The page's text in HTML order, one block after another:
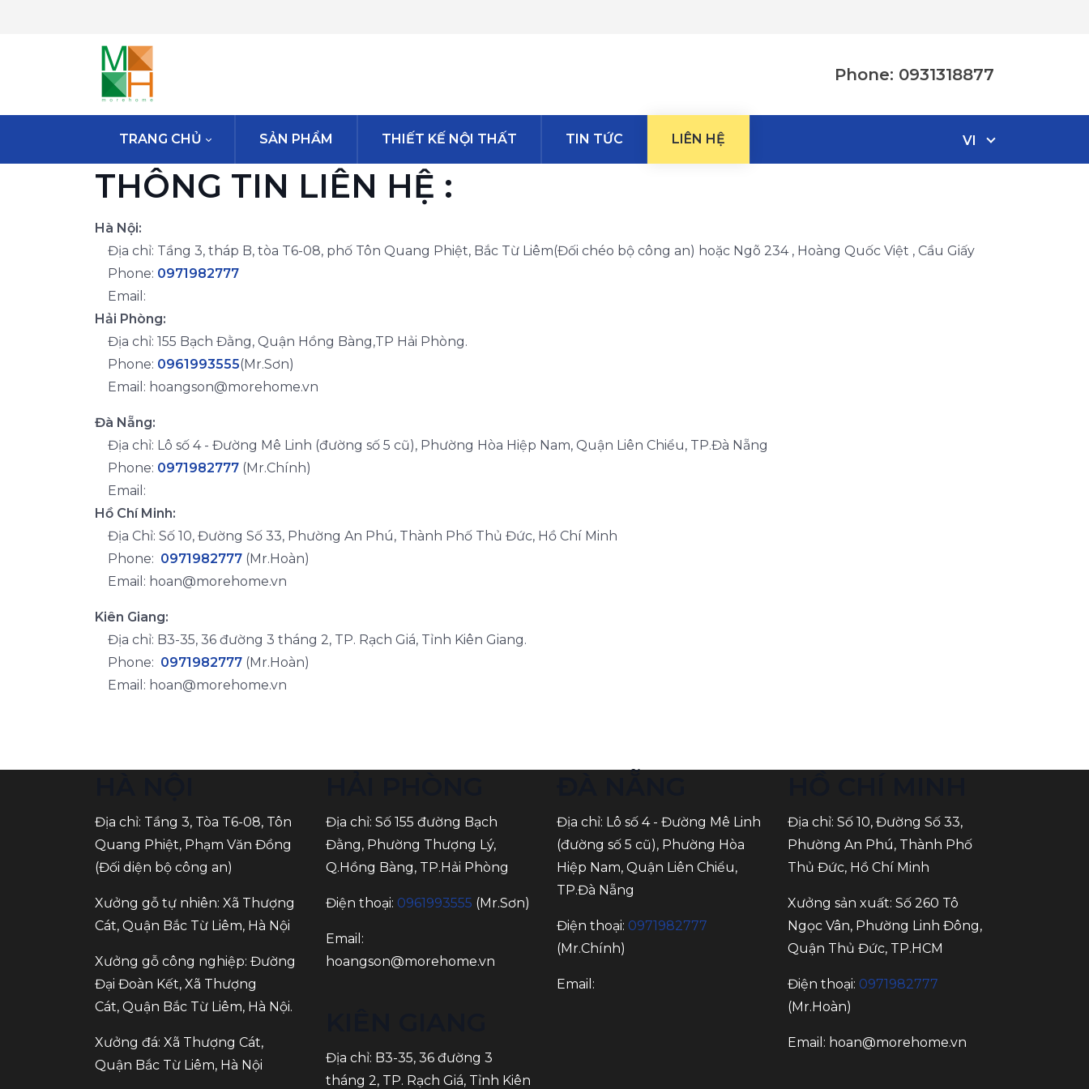
Phone: 0931318877
TRANG CHỦ SẢN PHẨM THIẾT KẾ NỘI THẤT TIN TỨC LIÊN HỆ VI
THÔNG TIN LIÊN HỆ :
Hà Nội:
Địa chỉ: Tầng 3, tháp B, tòa T6-08, phố Tôn Quang Phiệt, Bắc Từ Liêm(Đối chéo bộ công an) hoặc Ngõ 234 , Hoàng Quốc Việt , Cầu Giấy
Phone: 0971982777
Email:
Hải Phòng:
Địa chỉ: 155 Bạch Đằng, Quận Hồng Bàng,TP Hải Phòng.
Phone: 0961993555(Mr.Sơn)
Email: hoangson@morehome.vn
Đà Nẵng:
Địa chỉ: Lô số 4 - Đường Mê Linh (đường số 5 cũ), Phường Hòa Hiệp Nam, Quận Liên Chiểu, TP.Đà Nẵng
Phone: 0971982777 (Mr.Chính)
Email:
Hồ Chí Minh:
Địa Chỉ: Số 10, Đường Số 33, Phường An Phú, Thành Phố Thủ Đức, Hồ Chí Minh
Phone: 0971982777 (Mr.Hoàn)
Email: hoan@morehome.vn
Kiên Giang:
Địa chỉ: B3-35, 36 đường 3 tháng 2, TP. Rạch Giá, Tỉnh Kiên Giang.
Phone: 0971982777 (Mr.Hoàn)
Email: hoan@morehome.vn
Địa chỉ: Tầng 3, Tòa T6-08, Tôn
Quang Phiệt, Phạm Văn Đồng
(Đối diện bộ công an)
Xưởng gỗ tự nhiên: Xã Thượng
Cát, Quận Bắc Từ Liêm, Hà Nội
Xưởng gỗ công nghiệp: Đường
Đại Đoàn Kết, Xã Thượng
Cát, Quận Bắc Từ Liêm, Hà Nội.
Xưởng đá: Xã Thượng Cát,
Quận Bắc Từ Liêm, Hà Nội
Địa chỉ: Số 155 đường Bạch
Đằng, Phường Thượng Lý,
Q.Hồng Bàng, TP.Hải Phòng
Điện thoại: 0961993555 (Mr.Sơn)
Email:
hoangson@morehome.vn
Địa chỉ: B3-35, 36 đường 3
tháng 2, TP. Rạch Giá, Tỉnh Kiên
Địa chỉ: Lô số 4 - Đường Mê Linh
(đường số 5 cũ), Phường Hòa
Hiệp Nam, Quận Liên Chiểu,
TP.Đà Nẵng
Điện thoại: 0971982777
(Mr.Chính)
Email:
Địa chỉ: Số 10, Đường Số 33,
Phường An Phú, Thành Phố
Thủ Đức, Hồ Chí Minh
Xưởng sản xuất: Số 260 Tô
Ngọc Vân, Phường Linh Đông,
Quận Thủ Đức, TP.HCM
Điện thoại: 0971982777
(Mr.Hoàn)
Email: hoan@morehome.vn